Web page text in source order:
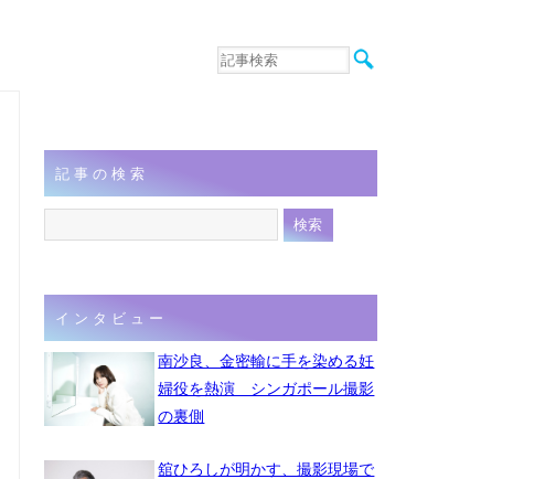
音楽
連載
フォト
記事の検索
インタビュー
南沙良、金密輸に手を染める妊
婦役を熱演 シンガポール撮影
の裏側
舘ひろしが明かす、撮影現場で